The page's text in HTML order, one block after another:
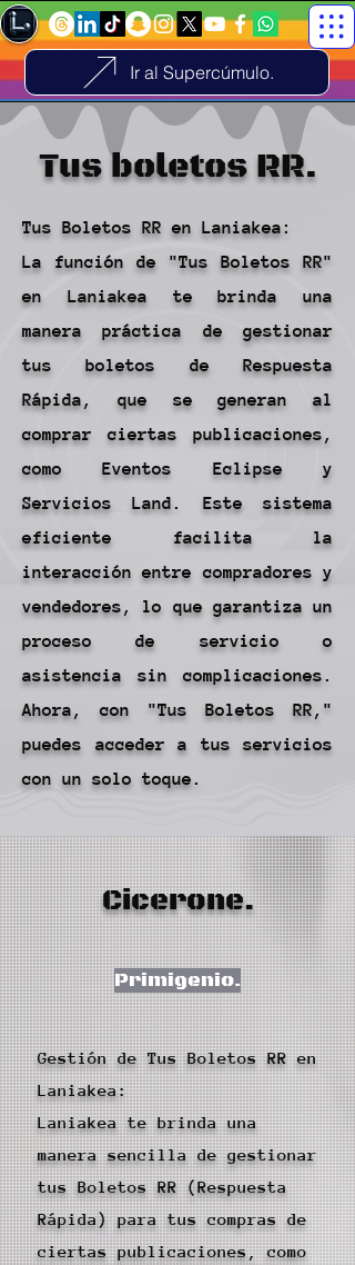
Ir al Supercúmulo.
Tus boletos RR.
Tus Boletos RR en Laniakea:
La función de "Tus Boletos RR"
en Laniakea te brinda una
manera práctica de gestionar
tus boletos de Respuesta
Rápida, que se generan al
comprar ciertas publicaciones,
como Eventos Eclipse y
Servicios Land. Este sistema
eficiente facilita la
interacción entre compradores y
vendedores, lo que garantiza un
proceso de servicio o
asistencia sin complicaciones.
Ahora, con "Tus Boletos RR,"
puedes acceder a tus servicios
con un solo toque.
Cicerone.
Primigenio.
Gestión de Tus Boletos RR en
Laniakea:
Laniakea te brinda una
manera sencilla de gestionar
tus Boletos RR (Respuesta
Rápida) para tus compras de
ciertas publicaciones, como